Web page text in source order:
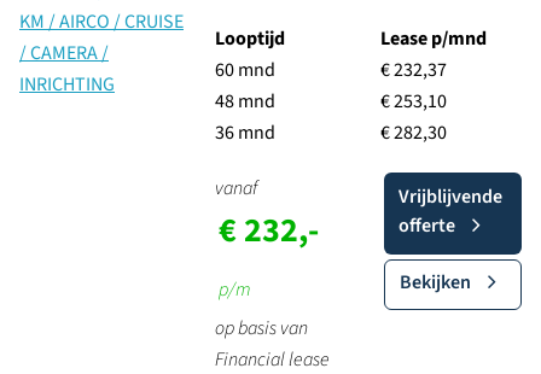
Looptijd
60 mnd
48 mnd
36 mnd
Lease p/mnd
€ 232,37
€ 253,10
€ 282,30
vanaf
€ 232,-
p/m
op basis van
Financial lease
Vrijblijvende
offerte
Bekijken